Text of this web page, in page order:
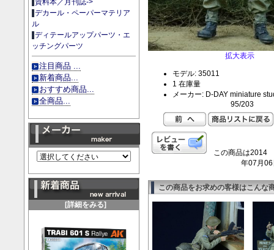
資料本／月刊誌->
デカール・ペーパーマテリア
ル
ディテールアップパーツ・エ
ッチングパーツ
注目商品 ...
新着商品...
おすすめ商品...
全商品...
[詳細をみる]
拡大表示
モデル: 35011
1 在庫量
メーカー: D-DAY miniature
95/203
この商品は2014
年07月
この商品をお求めの客様はこんな